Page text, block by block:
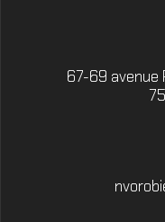
67-69 avenue